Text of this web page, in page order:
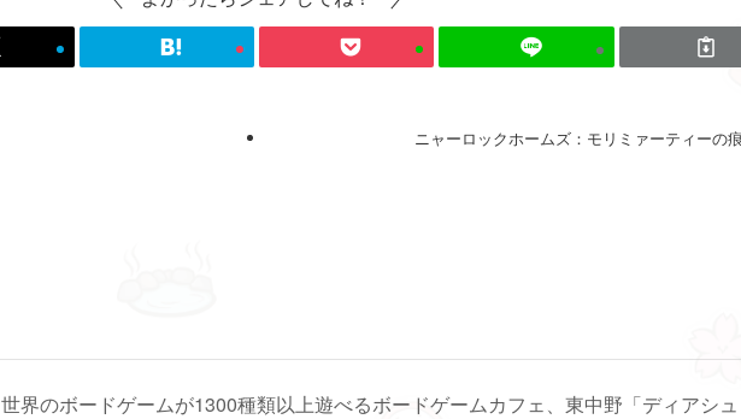
ニャーロックホームズ：モリミァーティーの
世界のボードゲームが1300種類以上遊べるボードゲームカフェ、東中野「ディアシ